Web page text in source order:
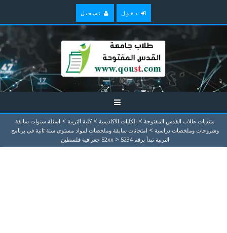
دخول تسجيل
منتديات طلاب القدس المفتوحة > الكليات الاكاديمية > كلية التربية > اسئلة سنوات سابقة
وشروحات وملخصات دراسية > امتحانات سابقة وملخصات لمواد مستوى سنة ثانية في برنامج
التربية تبدأ برقم 52xx
> 5234 جغرافية فلسطين